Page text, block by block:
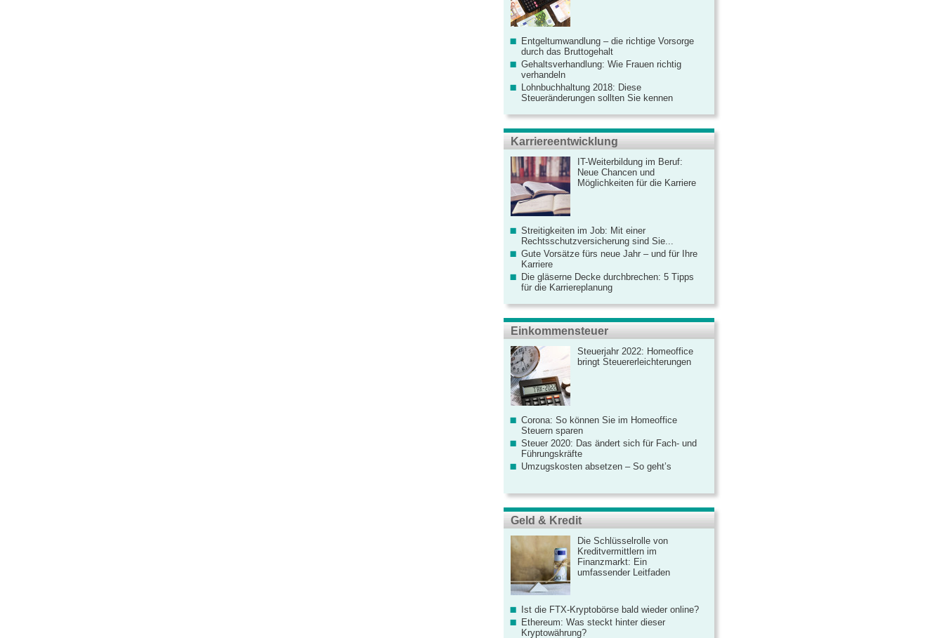
Entgeltumwandlung – die richtige Vorsorge
durch das Bruttogehalt
Gehaltsverhandlung: Wie Frauen richtig
verhandeln
Lohnbuchhaltung 2018: Diese
Steueränderungen sollten Sie kennen
Karriereentwicklung
IT-Weiterbildung im Beruf:
Neue Chancen und
Möglichkeiten für die Karriere
Streitigkeiten im Job: Mit einer
Rechtsschutzversicherung sind Sie...
Gute Vorsätze fürs neue Jahr – und für Ihre
Karriere
Die gläserne Decke durchbrechen: 5 Tipps
für die Karriereplanung
Einkommensteuer
Steuerjahr 2022: Homeoffice
bringt Steuererleichterungen
Corona: So können Sie im Homeoffice
Steuern sparen
Steuer 2020: Das ändert sich für Fach- und
Führungskräfte
Umzugskosten absetzen – So geht’s
Geld & Kredit
Die Schlüsselrolle von
Kreditvermittlern im
Finanzmarkt: Ein
umfassender Leitfaden
Ist die FTX-Kryptobörse bald wieder online?
Ethereum: Was steckt hinter dieser
Kryptowährung?